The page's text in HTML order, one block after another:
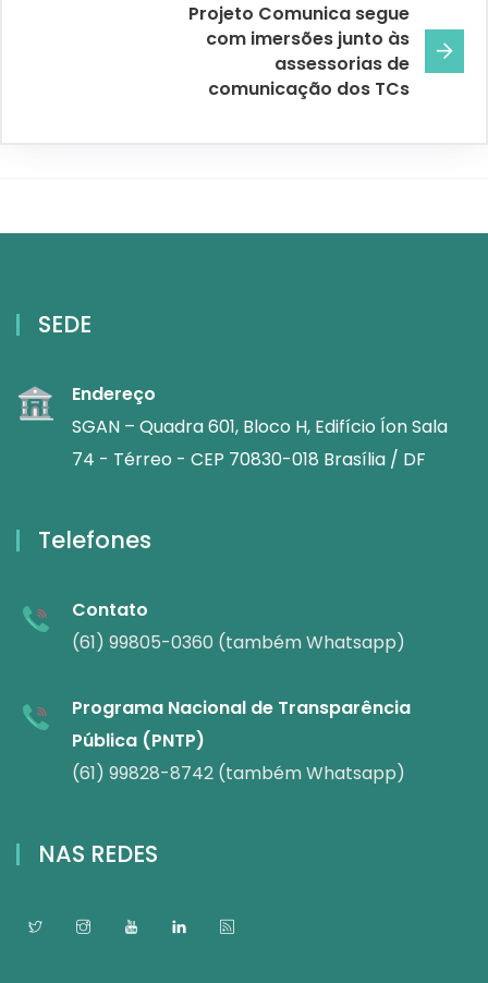
Projeto Comunica segue
com imersões junto às
assessorias de
comunicação dos TCs
SEDE
Endereço
SGAN – Quadra 601, Bloco H, Edifício Íon Sala
74 - Térreo - CEP 70830-018 Brasília / DF
Telefones
Contato
(61) 99805-0360 (também Whatsapp)
Programa Nacional de Transparência
Pública (PNTP)
(61) 99828-8742 (também Whatsapp)
NAS REDES